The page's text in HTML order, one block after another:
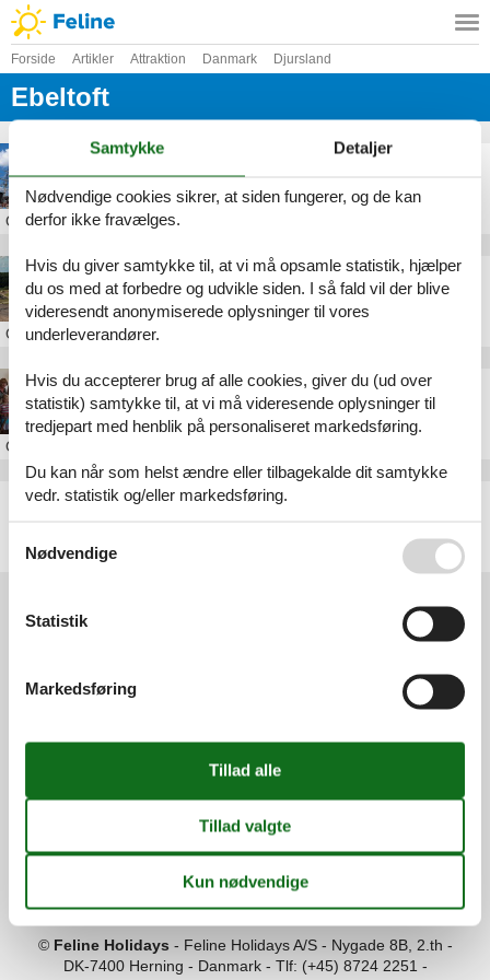
Forside Artikler Attraktion Danmark Djursland
Ebeltoft
Fregatten Jylland
OmEbeltoft
Ree Park
OmEbeltoft
Glasmuseet Ebeltoft
Om
Artikeltyper
Attraktion
Information
Om os
Din tryghed
© Feline Holidays - Feline Holidays A/S- Nygade 8B, 2.th -
DK-7400 Herning - Danmark - Tlf: (+45) 8724 2251 -
Samtykke Detaljer
Nødvendige cookies sikrer, at siden fungerer, og de kan
derfor ikke fravælges.
Hvis du giver samtykke til, at vi må opsamle statistik, hjælper
du os med at forbedre og udvikle siden. I så fald vil der blive
videresendt anonymiserede oplysninger til vores
underleverandører.
Hvis du accepterer brug af alle cookies, giver du (ud over
statistik) samtykke til, at vi må videresende oplysninger til
tredjepart med henblik på personaliseret markedsføring.
Du kan når som helst ændre eller tilbagekalde dit samtykke
vedr. statistik og/eller markedsføring.
Nødvendige
Statistik
Markedsføring